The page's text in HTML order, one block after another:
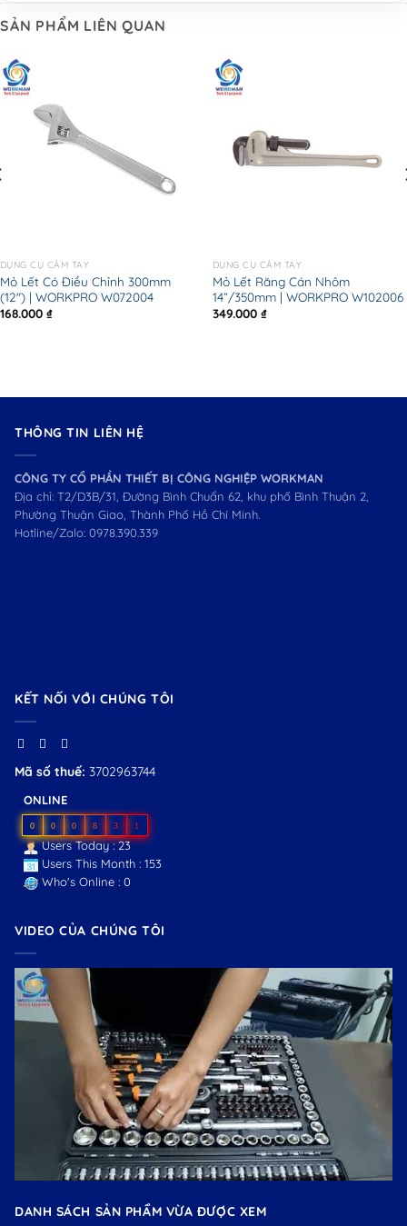
SẢN PHẨM LIÊN QUAN
DỤNG CỤ CẦM TAY
Mỏ Lết Có Điều Chỉnh 300mm
(12″) | WORKPRO W072004
168.000 ₫
DỤNG CỤ CẦM TAY
Mỏ Lết Răng Cán Nhôm
14”/350mm | WORKPRO W102006
349.000 ₫
THÔNG TIN LIÊN HỆ
CÔNG TY CỔ PHẦN THIẾT BỊ CÔNG NGHIỆP WORKMAN
Địa chỉ: T2/D3B/31, Đường Bình Chuẩn 62, khu phố Bình Thuận 2,
Phường Thuận Giao, Thành Phố Hồ Chí Minh.
Hotline/Zalo: 0978.390.339
KẾT NỐI VỚI CHÚNG TÔI
Mã số thuế: 3702963744
ONLINE
0 0 0 8 3 1
Users Today : 23
Users This Month : 153
Who's Online : 0
VIDEO CỦA CHÚNG TÔI
DANH SÁCH SẢN PHẨM VỪA ĐƯỢC XEM